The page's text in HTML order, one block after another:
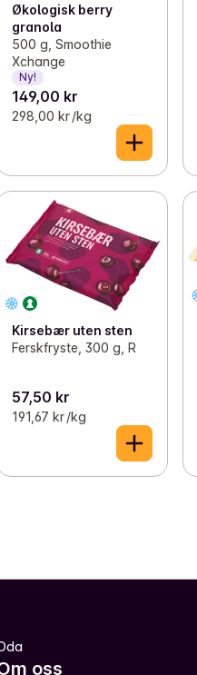
Økologisk berry
granola
500 g, Smoothie
Xchange
Ny!
149,00 kr
298,00 kr /kg
Kirsebær uten sten
Ferskfryste, 300 g, R
57,50 kr
191,67 kr /kg
oss